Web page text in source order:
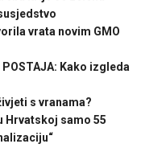
vrata novim GMO
POSTAJA: Kako izgleda
s vranama?
Hrvatskoj samo 55